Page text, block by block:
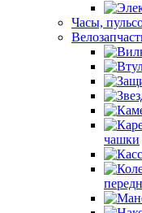
Часы,
чашки